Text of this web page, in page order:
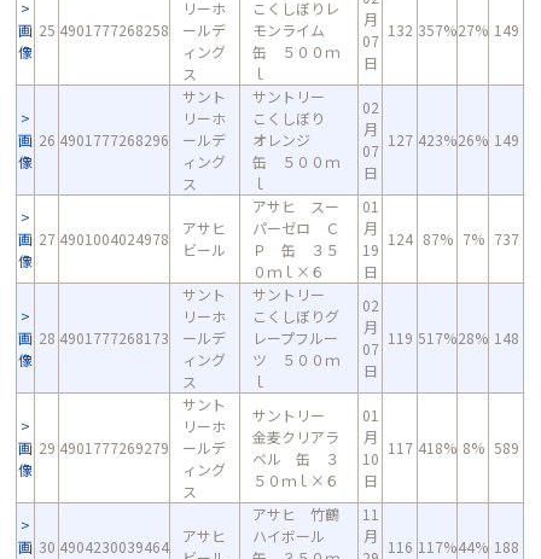
画
像
25 4901777268258
リーホ
ールデ
ィング
ス
こくしぼりレ
モンライム
缶 ５００ｍ
ｌ
月
07
日
132 357%27% 149
画
像
26 4901777268296
サント
リーホ
ールデ
ィング
ス
サントリー
こくしぼり
オレンジ
缶 ５００ｍ
ｌ
02
月
07
日
127 423%26% 149
画
像
27 4901004024978
アサヒ
ビール
アサヒ スー
パーゼロ Ｃ
Ｐ 缶 ３５
０ｍｌ×６
01
月
19
日
124 87% 7% 737
画
像
28 4901777268173
サント
リーホ
ールデ
ィング
ス
サントリー
こくしぼりグ
レープフルー
ツ ５００ｍ
ｌ
02
月
07
日
119 517%28% 148
画
像
29 4901777269279
サント
リーホ
ールデ
ィング
ス
サントリー
金麦クリアラ
ベル 缶 ３
５０ｍｌ×６
01
月
10
日
117 418% 8% 589
画 30 4904230039464
アサヒ
アサヒ 竹鶴
ハイボール
11
月
116 117%44% 188